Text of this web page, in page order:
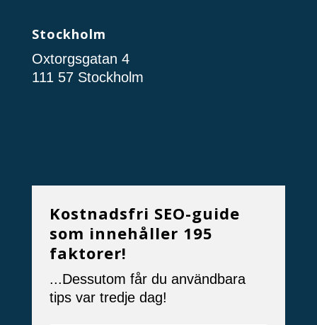
Stockholm
Oxtorgsgatan 4
111 57 Stockholm
Kostnadsfri SEO-guide
som innehåller 195
faktorer!
...Dessutom får du användbara
tips var tredje dag!